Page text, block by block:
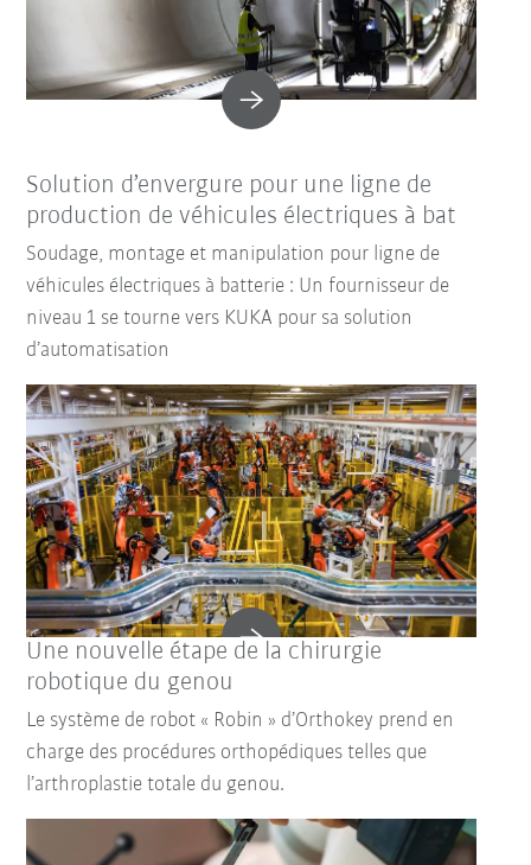
Solution d’envergure pour une ligne de
production de véhicules électriques à bat
Soudage, montage et manipulation pour ligne de
véhicules électriques à batterie : Un fournisseur de
niveau 1 se tourne vers KUKA pour sa solution
d’automatisation
Une nouvelle étape de la chirurgie
robotique du genou
Le système de robot « Robin » d’Orthokey prend en
charge des procédures orthopédiques telles que
l’arthroplastie totale du genou.